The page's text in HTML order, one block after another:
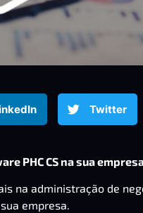
Twitter
PHC CS na sua
na administração de
empresa.